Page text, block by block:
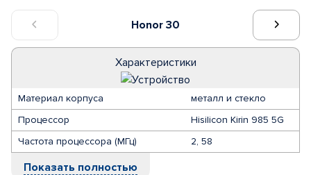
Honor 30
Характеристики
Материал корпуса
металл и стекло
Процессор
Hisilicon Kirin 985 5G
Частота процессора (МГц)
2, 58
Показать полностью